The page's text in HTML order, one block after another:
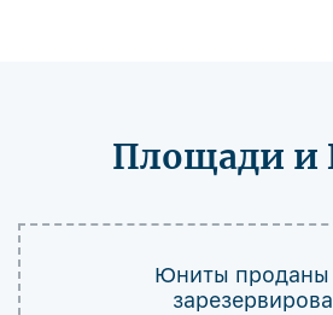
Площади и
Юниты проданы